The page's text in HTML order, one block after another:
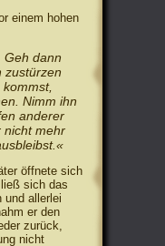
einem hohen
Geh dann
zustürzen
Nimm ihn
anderer
nicht mehr
öffnete sich
sich das
und allerlei
er den
zurück,
nicht